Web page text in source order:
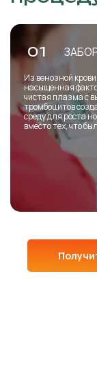
01
Из венозной
насыщенная
чистая плазма с
тромбоцитов
среду для роста
вместо тех, что